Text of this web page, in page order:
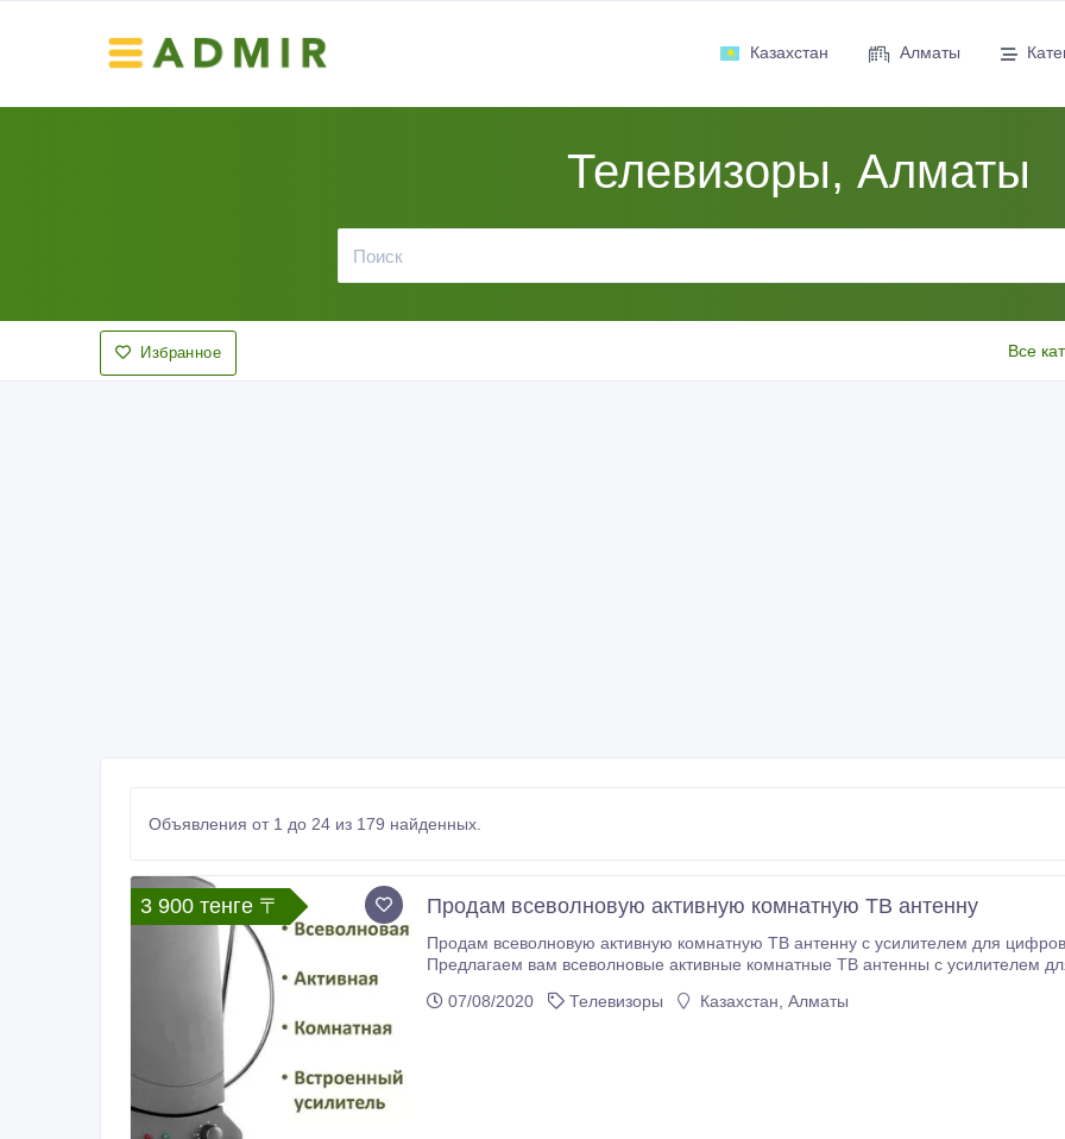
Казахстан Алматы
Телевизоры, Алматы
Избранное Все
Объявления от 1 до 24 из 179 найденных.
3 900 тенге 〒 Продам всеволновую активную комнатную ТВ антенну
Продам всеволновую активную комнатную ТВ антенну с усилителем для цифрового/
Предлагаем вам всеволновые активные комнатные ТВ антенны с усилителем для
радиосигнала в сложных условиях города.
07/08/2020 Телевизоры Казахстан, Алматы